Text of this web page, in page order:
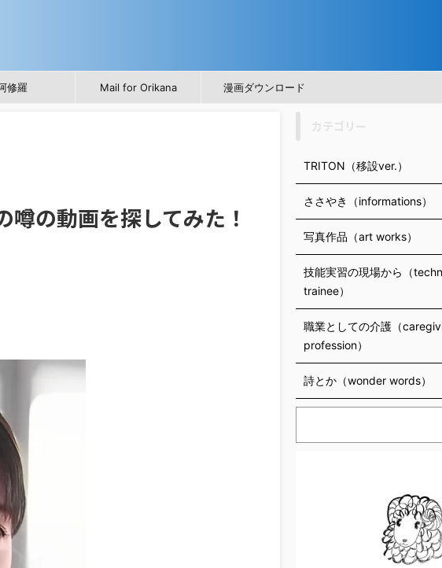
修羅 Mail for Orikana 漫画ダウンロード
の動画を探してみた！
TRITON（移設ver.）
ささやき（informations）
写真作品（art works）
技能実習の現場から（
trainee）
職業としての介護（
profession）
詩とか（wonder words）